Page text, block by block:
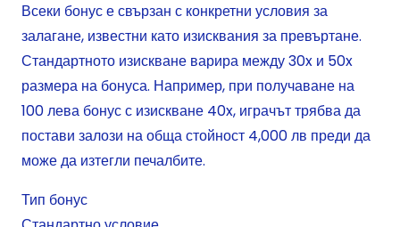
Всеки бонус е свързан с конкретни условия за
залагане, известни като изисквания за превъртане.
Стандартното изискване варира между 30x и 50x
размера на бонуса. Например, при получаване на
100 лева бонус с изискване 40x, играчът трябва да
постави залози на обща стойност 4,000 лв преди да
може да изтегли печалбите.
Тип бонус